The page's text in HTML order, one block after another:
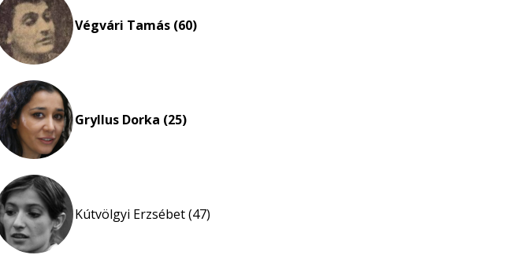
Végvári Tamás (60)
Gryllus Dorka (25)
Kútvölgyi Erzsébet (47)